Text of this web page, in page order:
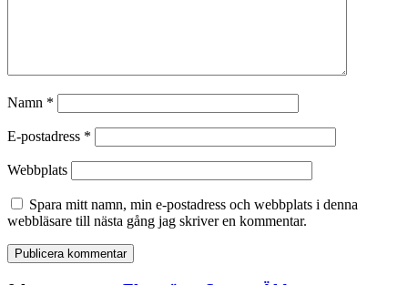
Namn *
E-postadress *
Webbplats
Spara mitt namn, min e-postadress och webbplats i denna
webbläsare till nästa gång jag skriver en kommentar.